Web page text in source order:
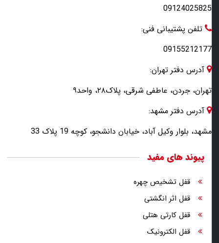
09124025825
تلفن پشتیبانی فنی:
09155212177
آدرس دفتر تهران:
تهران، جردن، عاطفی شرقی، پلاک۲۸، واحد۹
آدرس دفتر مشهد:
مشهد، بلوار وکیل آباد، خیابان دانشجو، کوچه 19 پلاک 33
پیوند های مفید
قفل تشخیص چهره
قفل اثر انگشتی
قفل کارتی هتلی
قفل الکترونیک